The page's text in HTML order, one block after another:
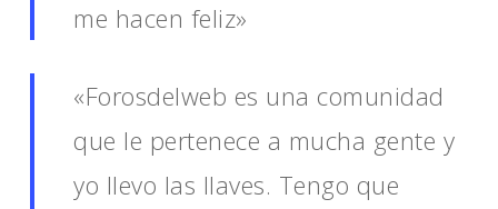
me hacen feliz»
«Forosdelweb es una comunidad
que le pertenece a mucha gente y
yo llevo las llaves. Tengo que